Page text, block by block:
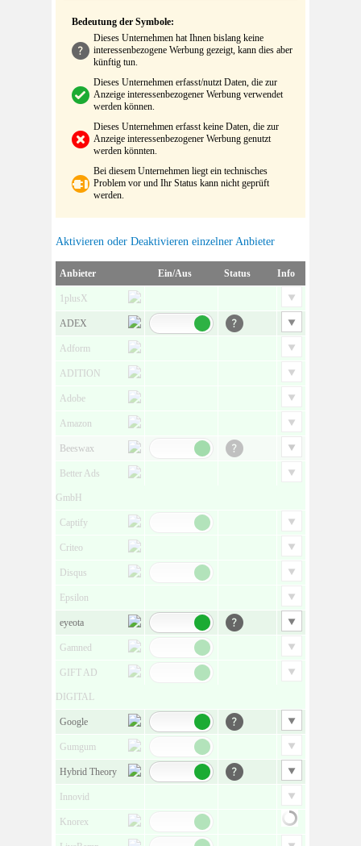
Bedeutung der Symbole:
Dieses Unternehmen hat Ihnen bislang keine
interessenbezogene Werbung gezeigt, kann dies aber
künftig tun.
Dieses Unternehmen erfasst/nutzt Daten, die zur
Anzeige interessenbezogener Werbung verwendet
werden können.
Dieses Unternehmen erfasst keine Daten, die zur
Anzeige interessenbezogener Werbung genutzt
werden könnten.
Bei diesem Unternehmen liegt ein technisches
Problem vor und Ihr Status kann nicht geprüft
werden.